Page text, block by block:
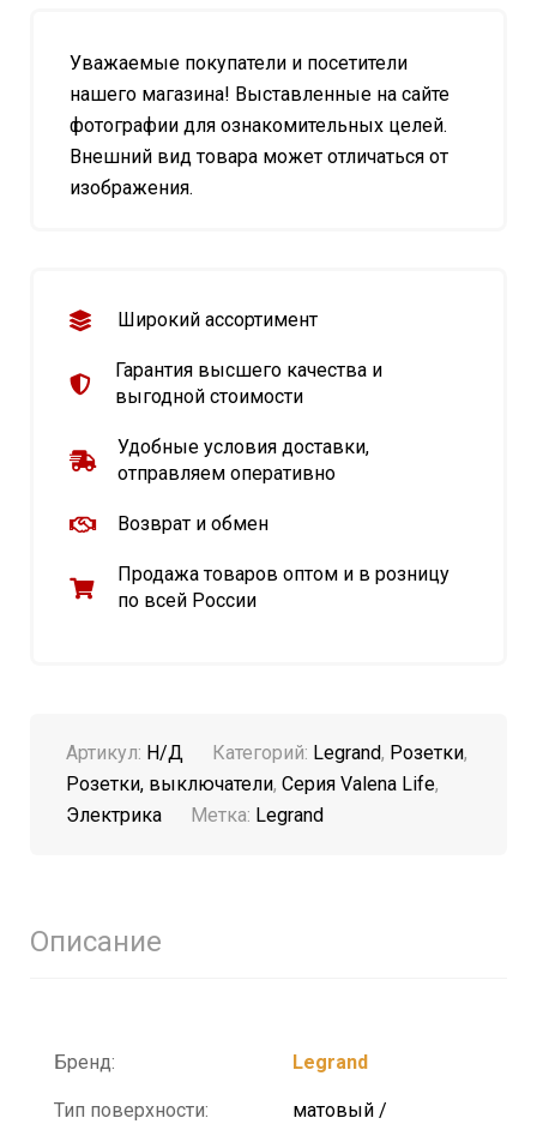
Уважаемые покупатели и посетители
нашего магазина! Выставленные на сайте
фотографии для ознакомительных целей.
Внешний вид товара может отличаться от
изображения.
Широкий ассортимент
Гарантия высшего качества и
выгодной стоимости
Удобные условия доставки,
отправляем оперативно
Возврат и обмен
Продажа товаров оптом и в розницу
по всей России
Артикул: Н/Д Категорий: Legrand, Розетки,
Розетки, выключатели, Серия Valena Life,
Электрика
Метка: Legrand
Описание
Бренд: Legrand
Тип поверхности: матовый /